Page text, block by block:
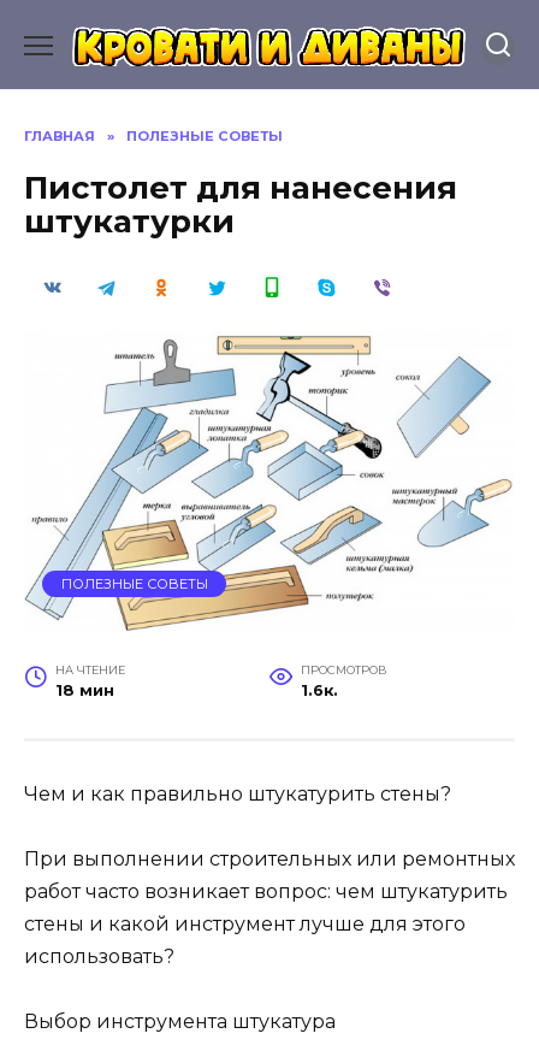
содержанию
ГЛАВНАЯ » ПОЛЕЗНЫЕ СОВЕТЫ
Пистолет для нанесения
штукатурки
ПОЛЕЗНЫЕ СОВЕТЫ
НА ЧТЕНИЕ
18 мин
ПРОСМОТРОВ
1.6к.
Чем и как правильно штукатурить стены?
При выполнении строительных или ремонтных
работ часто возникает вопрос: чем штукатурить
стены и какой инструмент лучше для этого
использовать?
Выбор инструмента штукатура